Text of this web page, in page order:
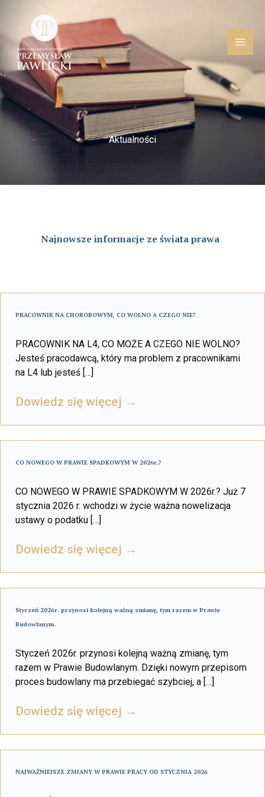
treści
Aktualności
Najnowsze informacje ze świata prawa
PRACOWNIK NA CHOROBOWYM, CO WOLNO A CZEGO NIE?
PRACOWNIK NA L4, CO MOŻE A CZEGO NIE WOLNO?
Jesteś pracodawcą, który ma problem z pracownikami
na L4 lub jesteś […]
Dowiedz się więcej →
CO NOWEGO W PRAWIE SPADKOWYM W 2026r.?
CO NOWEGO W PRAWIE SPADKOWYM W 2026r.? Już 7
stycznia 2026 r. wchodzi w życie ważna nowelizacja
ustawy o podatku […]
Dowiedz się więcej →
Styczeń 2026r. przynosi kolejną ważną zmianę, tym razem w Prawie
Budowlanym.
Styczeń 2026r. przynosi kolejną ważną zmianę, tym
razem w Prawie Budowlanym. Dzięki nowym przepisom
proces budowlany ma przebiegać szybciej, a […]
Dowiedz się więcej →
NAJWAŻNIEJSZE ZMIANY W PRAWIE PRACY OD STYCZNIA 2026